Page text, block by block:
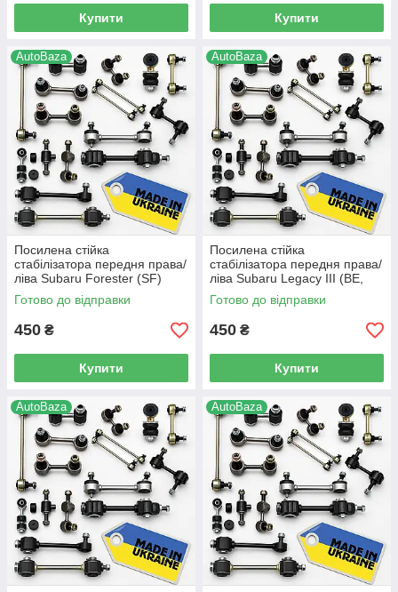
Купити Купити
AutoBaza
Посилена стійка
стабілізатора передня права/
ліва Subaru Forester (SF)
(1997-2002 р.в) -
20420AA000, (149)
Готово до відправки
450 ₴
Купити
AutoBaza
Посилена стійка
стабілізатора передня права/
ліва Subaru Legacy III (BE,
BH) (1998-2003 р.в) -
20420AA000, (149)
Готово до відправки
450 ₴
Купити
AutoBaza AutoBaza